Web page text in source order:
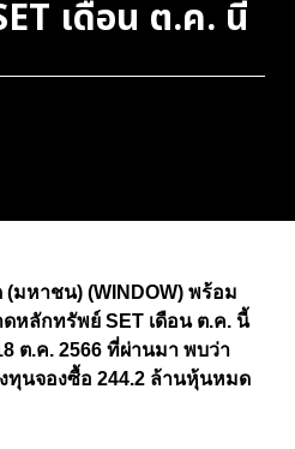
เดือน ต.ค. นี้
(มหาชน) (WINDOW) พร้อม
หลักทรัพย์ SET เดือน ต.ค. นี้
ต.ค. 2566 ที่ผ่านมา พบว่า
ทุนจองซื้อ 244.2 ล้านหุ้นหมด